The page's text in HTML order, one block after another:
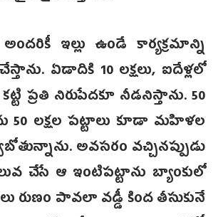
ఇల్లు ఉండే కార్యక్రమాన్ని
ఏడాదికి 10 లక్షలు, ఐదేళ్లలో
కట్టి ప్రతి నిరుపేదకూ నీడనిస్తాను. 50
50 లక్షల పట్టాలు కూడా మహిళల
అవసరం వచ్చినప్పుడు
చేసే ఆ ఇంటిపట్టాను బ్యాంకులో
రుణం పావలా వడ్డీ కింద తీసుకునే